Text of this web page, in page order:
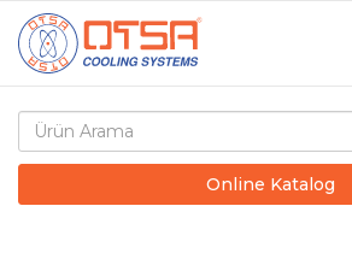
Online Katalog